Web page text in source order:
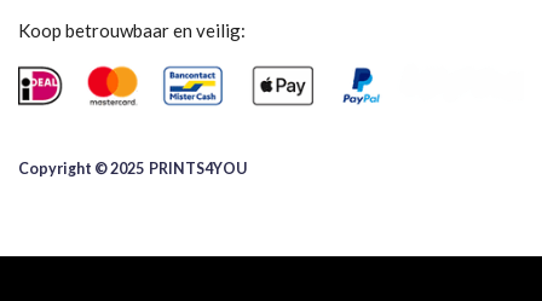
Koop betrouwbaar en veilig:
Copyright © 2025 ​PRINTS4YOU